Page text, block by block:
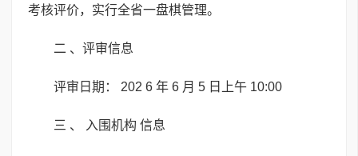
考核评价，实行全省一盘棋管理。
二 、评审信息
评审日期： 202 6 年 6 月 5 日上午 10:00
三 、 入围机构 信息